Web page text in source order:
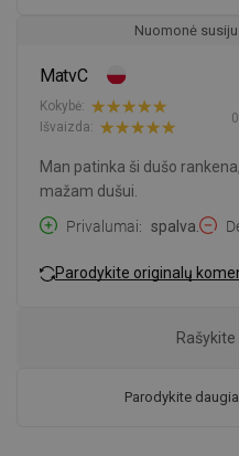
Nuomonė
MatvC
Kokybė:
Išvaizda:
Man patinka ši dušo
mažam dušui.
Privalumai
spalva.
Parodykite originalų
Parodykite